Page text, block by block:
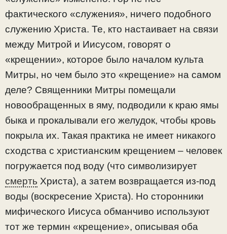
фактического «служения», ничего подобного
служению Христа. Те, кто настаивает на связи
между Митрой и Иисусом, говорят о
«крещении», которое было началом культа
Митры, но чем было это «крещение» на самом
деле? Священники Митры помещали
новообращенных в яму, подводили к краю ямы
быка и прокалывали его желудок, чтобы кровь
покрыла их. Такая практика не имеет никакого
сходства с христианским крещением – человек
погружается под воду (что символизирует
смерть Христа), а затем возвращается из-под
воды (воскресение Христа). Но сторонники
мифического Иисуса обманчиво используют
тот же термин «крещение», описывая оба